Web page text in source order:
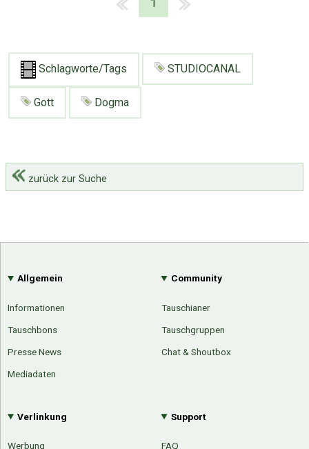
1
Schlagworte/Tags STUDIOCANAL
Gott Dogma
zurück zur Suche
Allgemein
Informationen
Tauschbons
Presse News
Mediadaten
Community
Tauschianer
Tauschgruppen
Chat & Shoutbox
Verlinkung
Werbung
Support
FAQ